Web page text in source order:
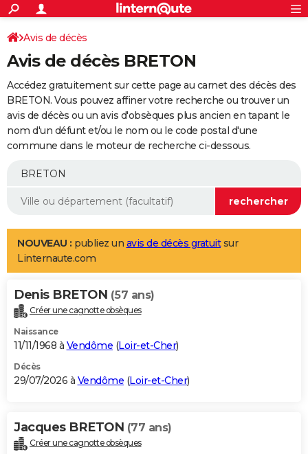
ACTUALITÉS
Politique
Société
Faits Divers
Education
Monde
Villes
+
SPORT
Coupe du monde 2026
Football
Tennis
Cyclisme
Rugby
Forum
Programme TV
TNT
Streaming
Cinéma
Sorties cinéma
Musique
+
FINANCE
Retraite
Epargne
Immobilier
Risques naturels par ville
Banque
Assurance
AUTO
Essais
Réserver un essai
Citadines
Berlines
SUV
Forum auto
+
Mobiles
Meilleur smartphone
Internet
Ordinateurs
Jeux vidéo
Guide high-tech
Aménagement intérieur
LIFESTYLE
Art de vivre
Bien-être
Loisirs
Mode
Modes de vie
Alimentation
Guide de la santé
Maladies
Médicaments
Sommeil
VOYAGE
Destinations
City break
Voyage nature
Voyage de noces
Forum
Climat
+PHOTO
GUIDES D'ACHAT
BONS PLANS
Carte de Noël
Carte Bonne année
Carte Saint-Valentin
Carte Pâques
Carte d'anniversaire
DICTIONNAIRE
Avis de décès
Avis de décès BRETON
Accédez gratuitement sur cette page au carnet des décès des
BRETON. Vous pouvez affiner votre recherche ou trouver un
avis de décès ou un avis d'obsèques plus ancien en tapant le
nom d'un défunt et/ou le nom ou le code postal d'une
commune dans le moteur de recherche ci-dessous.
NOUVEAU : publiez un avis de décès gratuitsur
Linternaute.com
Denis BRETON (57 ans)
Créer une cagnotte obsèques
Naissance
11/11/1968 à Vendôme (Loir-et-Cher)
Décès
29/07/2026 à Vendôme (Loir-et-Cher)
Jacques BRETON (77 ans)
Créer une cagnotte obsèques